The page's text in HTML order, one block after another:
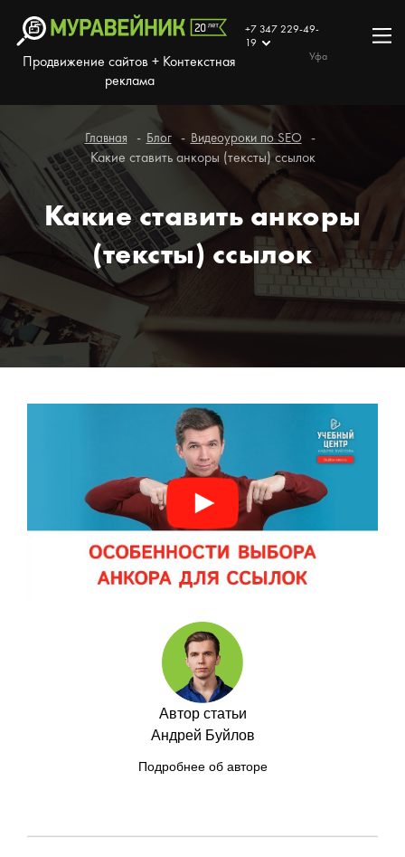
Продвижение сайтов + Контекстная
реклама
+7 347 229-49-
19
Уфа
Главная Блог Видеоуроки по SEO
Какие ставить анкоры (тексты) ссылок
Какие ставить анкоры
(тексты) ссылок
Автор статьи
Андрей Буйлов
Подробнее об авторе